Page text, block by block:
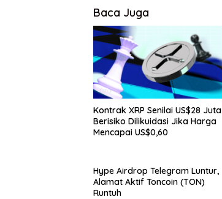
Baca Juga
Kontrak XRP Senilai US$28 Juta
Berisiko Dilikuidasi Jika Harga
Mencapai US$0,60
Hype Airdrop Telegram Luntur,
Alamat Aktif Toncoin (TON)
Runtuh